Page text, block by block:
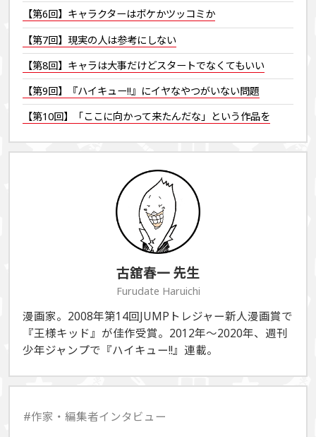
【第6回】キャラクターはボケかツッコミか
【第7回】現実の人は参考にしない
【第8回】キャラは大事だけどスタートでなくてもいい
【第9回】『ハイキュー!!』にイヤなやつがいない問題
【第10回】「ここに向かって来たんだな」という作品を
古舘春一先生
Furudate Haruichi
漫画家。2008年第14回JUMPトレジャー新人漫画賞で
『王様キッド』が佳作受賞。2012年〜2020年、週刊
少年ジャンプで『ハイキュー!!』連載。
#作家・編集者インタビュー